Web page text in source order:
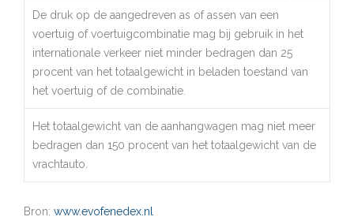
De druk op de aangedreven as of assen van een
voertuig of voertuigcombinatie mag bij gebruik in het
internationale verkeer niet minder bedragen dan 25
procent van het totaalgewicht in beladen toestand van
het voertuig of de combinatie.
Het totaalgewicht van de aanhangwagen mag niet meer
bedragen dan 150 procent van het totaalgewicht van de
vrachtauto.
Bron: www.evofenedex.nl